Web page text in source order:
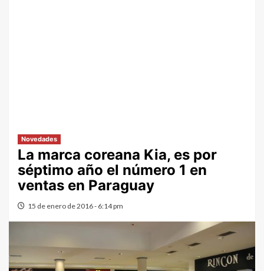
Novedades
La marca coreana Kia, es por
séptimo año el número 1 en
ventas en Paraguay
15 de enero de 2016 - 6:14 pm